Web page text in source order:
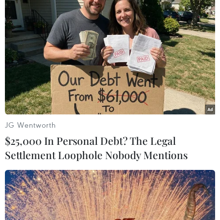
Vụ điểm Toán tại Tuyên Quang: Rút vụ án về Cơ
quan An ninh điều tra Bộ Công an
Đắk Lắk tuyển sinh bổ sung hơn 2.700 chỉ tiêu
vào lớp 10 công lập
Phú Thọ không phát hiện dấu hiệu bất
thường trong Kỳ thi tốt nghiệp THPT
TIN LIÊN QUAN
JG Wentworth
$25,000 In Personal Debt? The Legal
Settlement Loophole Nobody Mentions